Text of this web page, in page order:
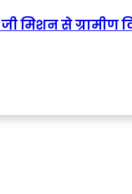
मिशन से